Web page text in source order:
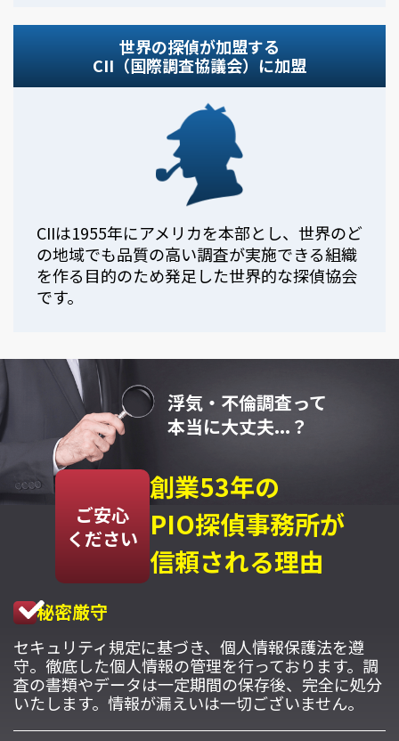
世界の探偵が加盟する
CII（国際調査協議会）に加盟
CIIは1955年にアメリカを本部とし、世界のど
の地域でも品質の高い調査が実施できる組織
を作る目的のため発足した世界的な探偵協会
です。
浮気・不倫調査って
本当に大丈夫...？
ご安心
ください
創業53年の
PIO探偵事務所が
信頼される理由
秘密厳守
セキュリティ規定に基づき、個人情報保護法を遵
守。徹底した個人情報の管理を行っております。調
査の書類やデータは一定期間の保存後、完全に処分
いたします。情報が漏えいは一切ございません。